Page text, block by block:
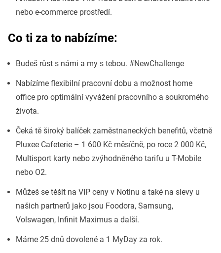
nebo e-commerce prostředí.
Co ti za to nabízíme:
Budeš růst s námi a my s tebou. #NewChallenge
Nabízíme flexibilní pracovní dobu a možnost home
office pro optimální vyvážení pracovního a soukromého
života.
Čeká tě široký balíček zaměstnaneckých benefitů, včetně
Pluxee Cafeterie – 1 600 Kč měsíčně, po roce 2 000 Kč,
Multisport karty nebo zvýhodněného tarifu u T-Mobile
nebo O2.
Můžeš se těšit na VIP ceny v Notinu a také na slevy u
našich partnerů jako jsou Foodora, Samsung,
Volswagen, Infinit Maximus a další.
Máme 25 dnů dovolené a 1 MyDay za rok.